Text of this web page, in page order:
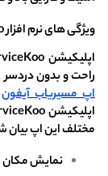
ویژگی های نرم افزار ServiceKoo
راحت و بدون دردسر
اپ مسیریاب آیفون
مختلف این اپ
نمایش